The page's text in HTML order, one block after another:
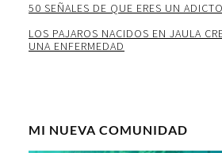
50 SEÑALES DE QUE ERES UN
LOS PAJAROS NACIDOS EN JAULA
UNA ENFERMEDAD
MI NUEVA COMUNIDAD